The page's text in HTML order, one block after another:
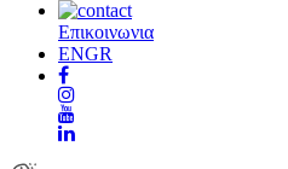
Επικοινωνια
ENGR